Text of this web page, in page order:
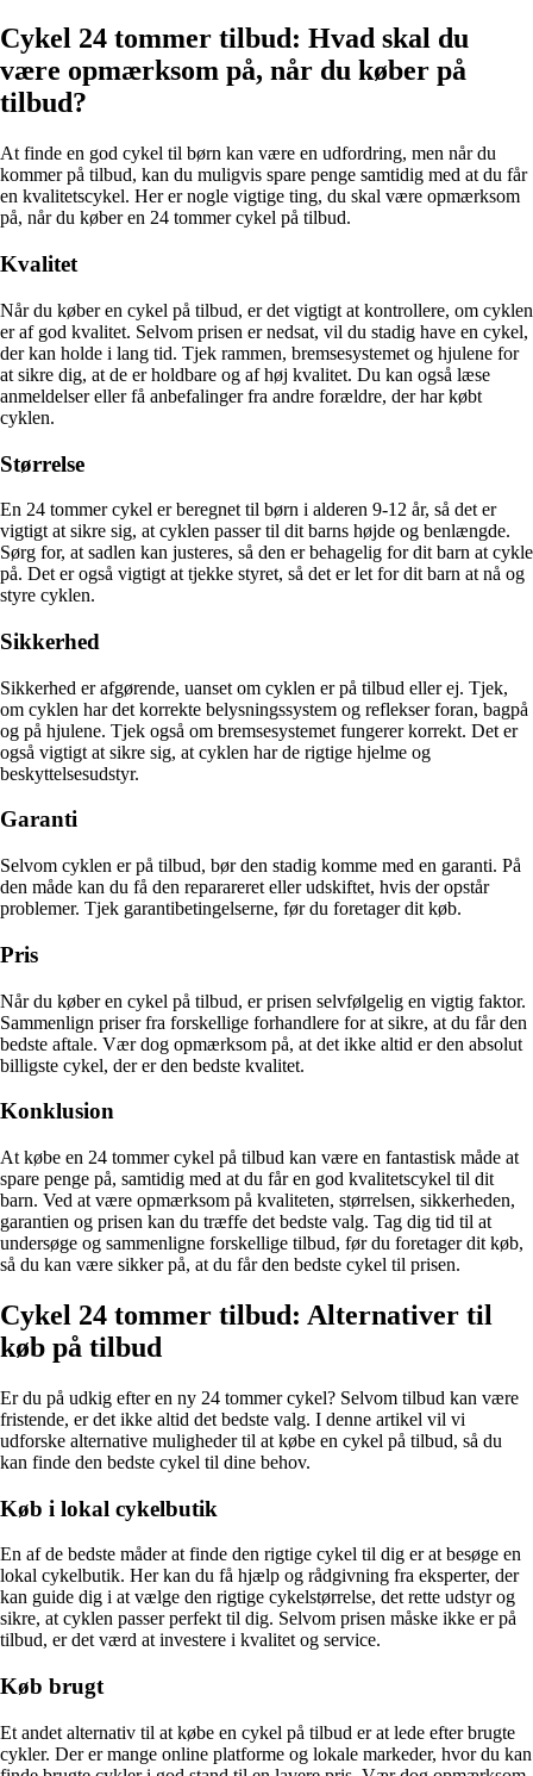
Cykel 24 tommer tilbud: Hvad skal du
være opmærksom på, når du køber på
tilbud?
At finde en god cykel til børn kan være en udfordring, men når du
kommer på tilbud, kan du muligvis spare penge samtidig med at du får
en kvalitetscykel. Her er nogle vigtige ting, du skal være opmærksom
på, når du køber en 24 tommer cykel på tilbud.
Kvalitet
Når du køber en cykel på tilbud, er det vigtigt at kontrollere, om cyklen
er af god kvalitet. Selvom prisen er nedsat, vil du stadig have en cykel,
der kan holde i lang tid. Tjek rammen, bremsesystemet og hjulene for
at sikre dig, at de er holdbare og af høj kvalitet. Du kan også læse
anmeldelser eller få anbefalinger fra andre forældre, der har købt
cyklen.
Størrelse
En 24 tommer cykel er beregnet til børn i alderen 9-12 år, så det er
vigtigt at sikre sig, at cyklen passer til dit barns højde og benlængde.
Sørg for, at sadlen kan justeres, så den er behagelig for dit barn at cykle
på. Det er også vigtigt at tjekke styret, så det er let for dit barn at nå og
styre cyklen.
Sikkerhed
Sikkerhed er afgørende, uanset om cyklen er på tilbud eller ej. Tjek,
om cyklen har det korrekte belysningssystem og reflekser foran, bagpå
og på hjulene. Tjek også om bremsesystemet fungerer korrekt. Det er
også vigtigt at sikre sig, at cyklen har de rigtige hjelme og
beskyttelsesudstyr.
Garanti
Selvom cyklen er på tilbud, bør den stadig komme med en garanti. På
den måde kan du få den reparareret eller udskiftet, hvis der opstår
problemer. Tjek garantibetingelserne, før du foretager dit køb.
Pris
Når du køber en cykel på tilbud, er prisen selvfølgelig en vigtig faktor.
Sammenlign priser fra forskellige forhandlere for at sikre, at du får den
bedste aftale. Vær dog opmærksom på, at det ikke altid er den absolut
billigste cykel, der er den bedste kvalitet.
Konklusion
At købe en 24 tommer cykel på tilbud kan være en fantastisk måde at
spare penge på, samtidig med at du får en god kvalitetscykel til dit
barn. Ved at være opmærksom på kvaliteten, størrelsen, sikkerheden,
garantien og prisen kan du træffe det bedste valg. Tag dig tid til at
undersøge og sammenligne forskellige tilbud, før du foretager dit køb,
så du kan være sikker på, at du får den bedste cykel til prisen.
Cykel 24 tommer tilbud: Alternativer til
køb på tilbud
Er du på udkig efter en ny 24 tommer cykel? Selvom tilbud kan være
fristende, er det ikke altid det bedste valg. I denne artikel vil vi
udforske alternative muligheder til at købe en cykel på tilbud, så du
kan finde den bedste cykel til dine behov.
Køb i lokal cykelbutik
En af de bedste måder at finde den rigtige cykel til dig er at besøge en
lokal cykelbutik. Her kan du få hjælp og rådgivning fra eksperter, der
kan guide dig i at vælge den rigtige cykelstørrelse, det rette udstyr og
sikre, at cyklen passer perfekt til dig. Selvom prisen måske ikke er på
tilbud, er det værd at investere i kvalitet og service.
Køb brugt
Et andet alternativ til at købe en cykel på tilbud er at lede efter brugte
cykler. Der er mange online platforme og lokale markeder, hvor du kan